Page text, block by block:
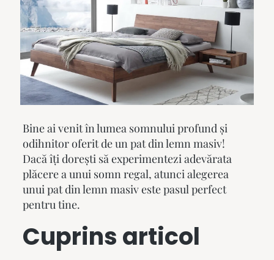
Bine ai venit în lumea somnului profund și
odihnitor oferit de unpat din lemn masiv!
Dacă îți dorești să experimentezi adevărata
plăcere a unui somn regal, atunci alegerea
unui pat din lemn masiv este pasul perfect
pentru tine.
Cuprins articol